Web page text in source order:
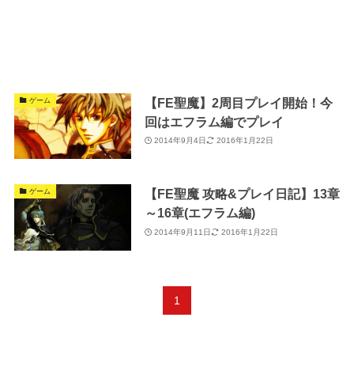
ゲーム
【FE聖魔】2周目プレイ開始！今
回はエフラム編でプレイ
2014年9月4日 2016年1月22日
ゲーム
【FE聖魔 攻略&プレイ日記】13章
～16章(エフラム編)
2014年9月11日 2016年1月22日
1